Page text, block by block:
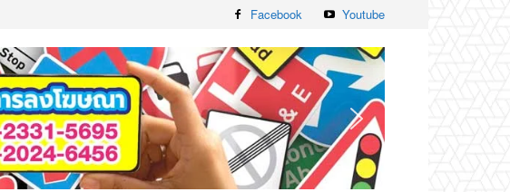
Facebook Youtube